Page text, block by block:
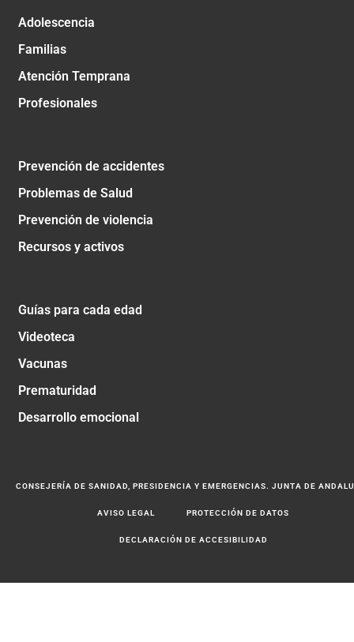
Adolescencia
Familias
Atención Temprana
Profesionales
Prevención de accidentes
Problemas de Salud
Prevención de violencia
Recursos y activos
Guías para cada edad
Videoteca
Vacunas
Prematuridad
Desarrollo emocional
CONSEJERÍA DE SANIDAD, PRESIDENCIA Y EMERGENCIAS. JUNTA DE
AVISO LEGAL PROTECCIÓN DE DATOS
DECLARACIÓN DE ACCESIBILIDAD